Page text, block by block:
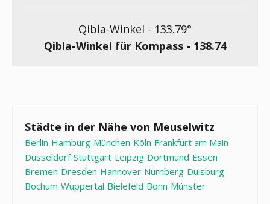
Qibla-Winkel - 133.79°
Qibla-Winkel für Kompass - 138.74
Städte in der Nähe von Meuselwitz
Berlin Hamburg München Köln Frankfurt am Main
Düsseldorf Stuttgart Leipzig Dortmund Essen
Bremen Dresden Hannover Nürnberg Duisburg
Bochum Wuppertal Bielefeld Bonn Münster